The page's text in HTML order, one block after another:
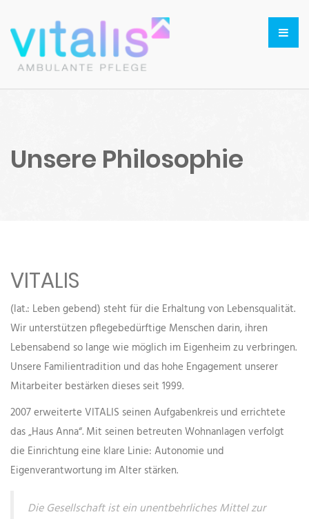
Unsere Philosophie
VITALIS
(lat.: Leben gebend) steht für die Erhaltung von Lebensqualität.
Wir unterstützen pflegebedürftige Menschen darin, ihren
Lebensabend so lange wie möglich im Eigenheim zu verbringen.
Unsere Familientradition und das hohe Engagement unserer
Mitarbeiter bestärken dieses seit 1999.
2007 erweiterte VITALIS seinen Aufgabenkreis und errichtete
das „Haus Anna“. Mit seinen betreuten Wohnanlagen verfolgt
die Einrichtung eine klare Linie: Autonomie und
Eigenverantwortung im Alter stärken.
Die Gesellschaft ist ein unentbehrliches Mittel zur